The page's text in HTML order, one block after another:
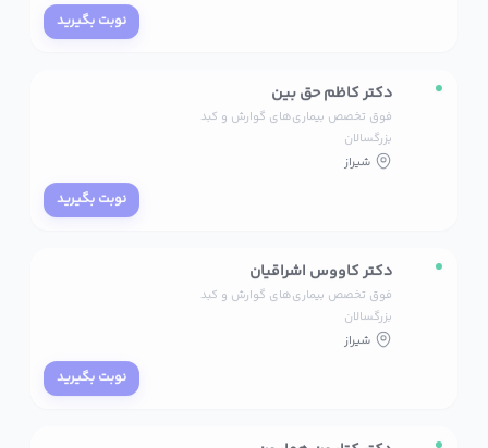
نوبت بگیرید
دکتر کاظم حق بین
فوق تخصص بیماری‌های گوارش و کبد
بزرگسالان
شیراز
نوبت بگیرید
دکتر کاووس اشراقیان
فوق تخصص بیماری‌های گوارش و کبد
بزرگسالان
شیراز
نوبت بگیرید
دکتر کتایون همایون